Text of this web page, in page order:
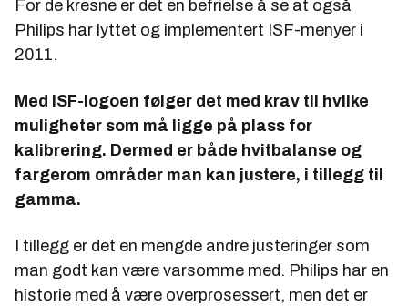
For de kresne er det en befrielse å se at også
Philips har lyttet og implementert ISF-menyer i
2011.
Med ISF-logoen følger det med krav til hvilke
muligheter som må ligge på plass for
kalibrering. Dermed er både hvitbalanse og
fargerom områder man kan justere, i tillegg til
gamma.
I tillegg er det en mengde andre justeringer som
man godt kan være varsomme med. Philips har en
historie med å være overprosessert, men det er